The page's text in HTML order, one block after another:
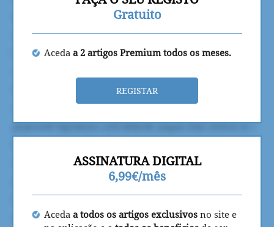
Gratuito
Aceda a 2 artigos Premium todos os meses.
REGISTAR
ASSINATURA DIGITAL
6,99€/mês
Aceda a todos os artigos exclusivos no site e